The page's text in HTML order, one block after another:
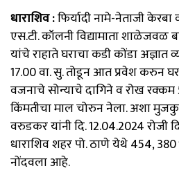
धाराशिव :फिर्यादी नामे-नेताजी
एस.टी. कॉलनी विद्यामाता शाळेजवळ
यांचे राहाते घराचा कडी कोंडा अज्ञात
17.00 वा. सु. तोडून आत प्रवेश करुन
वजनाचे सोन्याचे दागिने व रोख
किंमतीचा माल चोरुन नेला. अशा
वरुडकर यांनी दि. 12.04.2024 रोजी
धाराशिव शहर पो. ठाणे येथे 454, 380
नोंदवला आहे.